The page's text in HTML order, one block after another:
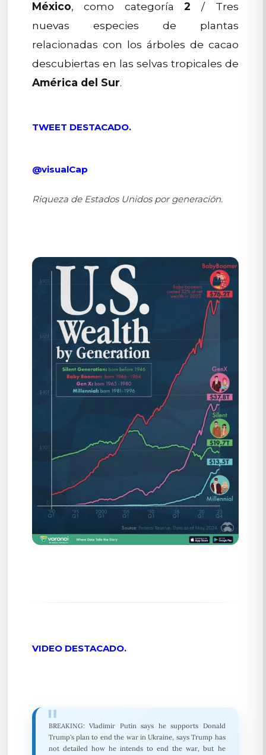
México, como categoría2 / Tres
nuevas especies de plantas
relacionadas con los árboles de cacao
descubiertas en las selvas tropicales de
América del Sur.
TWEET DESTACADO.
@visualCap
Riqueza de Estados Unidos por generación.
VIDEO DESTACADO.
BREAKING: Vladimir Putin says he supports Donald
Trump's plan to end the war in Ukraine, says Trump has
not detailed how he intends to end the war, but he